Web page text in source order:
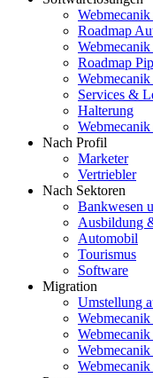
Roadmap
Roadmap
Services &
Halterung
Nach Profil
Marketer
Vertriebler
Nach Sektoren
Bankwesen
Ausbildung
Automobil
Tourismus
Software
Migration
Umstellung